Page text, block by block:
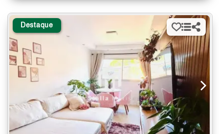
Destaque